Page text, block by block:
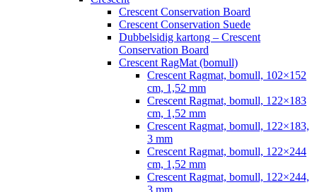
Crescent Conservation Board
Crescent Conservation Suede
Dubbelsidig kartong – Crescent
Conservation Board
Crescent RagMat (bomull)
Crescent Ragmat, bomull, 102×152
cm, 1,52 mm
Crescent Ragmat, bomull, 122×183
cm, 1,52 mm
Crescent Ragmat, bomull, 122×183,
3 mm
Crescent Ragmat, bomull, 122×244
cm, 1,52 mm
Crescent Ragmat, bomull, 122×244,
3 mm